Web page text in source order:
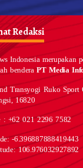
Redaksi
Indonesia merupakan
benderaPT Media
Transyogi Ruko Sport
16820
: +62 021 2296 7582
-6.396887888419443
106.976032927892